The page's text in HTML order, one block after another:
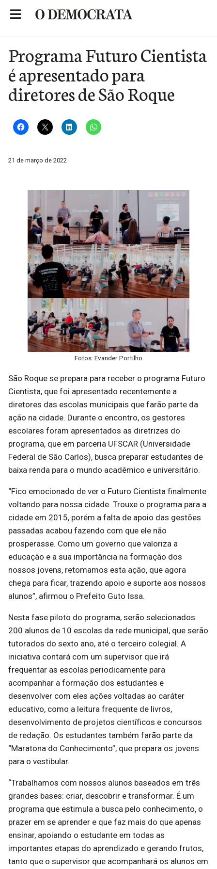
Programa Futuro Cientista
é apresentado para
diretores de São Roque
21 de março de 2022
Fotos: Evander Portilho
São Roque se prepara para receber o programa Futuro
Cientista, que foi apresentado recentemente a
diretores das escolas municipais que farão parte da
ação na cidade. Durante o encontro, os gestores
escolares foram apresentados as diretrizes do
programa, que em parceria UFSCAR (Universidade
Federal de São Carlos), busca preparar estudantes de
baixa renda para o mundo acadêmico e universitário.
“Fico emocionado de ver o Futuro Cientista finalmente
voltando para nossa cidade. Trouxe o programa para a
cidade em 2015, porém a falta de apoio das gestões
passadas acabou fazendo com que ele não
prosperasse. Como um governo que valoriza a
educação e a sua importância na formação dos
nossos jovens, retomamos esta ação, que agora
chega para ficar, trazendo apoio e suporte aos nossos
alunos”, afirmou o Prefeito Guto Issa.
Nesta fase piloto do programa, serão selecionados
200 alunos de 10 escolas da rede municipal, que serão
tutorados do sexto ano, até o terceiro colegial. A
iniciativa contará com um supervisor que irá
frequentar as escolas periodicamente para
acompanhar a formação dos estudantes e
desenvolver com eles ações voltadas ao caráter
educativo, como a leitura frequente de livros,
desenvolvimento de projetos científicos e concursos
de redação. Os estudantes também farão parte da
“Maratona do Conhecimento”, que prepara os jovens
para o vestibular.
“Trabalhamos com nossos alunos baseados em três
grandes bases: criar, descobrir e transformar. É um
programa que estimula a busca pelo conhecimento, o
prazer em se aprender e que faz mais do que apenas
ensinar, apoiando o estudante em todas as
importantes etapas do aprendizado e gerando frutos,
tanto que o supervisor que acompanhará os alunos em